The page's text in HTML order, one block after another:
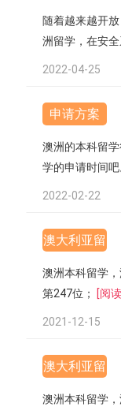
随着越来越开
洲留学，在安
2022-04-25
申请方案
澳洲的本科留
学的申请时间吧
2022-02-22
澳大利亚留
澳洲本科留学
第247位；
[阅
2021-12-15
澳大利亚留
澳洲本科留学